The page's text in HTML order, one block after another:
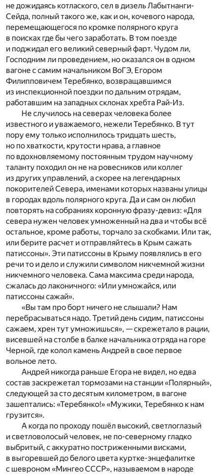
не дожидаясь котлаского, сел в дизель Лабытнанги-
Сейда, полный такого же, как и он, кочевого народа,
перемещающегося по кромке полярного круга
в поисках где бы чего заработать. В том поезде
и поджидал его великий северный фарт. Чудом ли,
Господним ли проведением, но оказался он в одном
вагоне с самим начальником ВоГЭ, Егором
Филипповичем Теребянко, возвращавшимся
из инспекционной поездки по дальним отрядам,
работавшим на западных склонах хребта Рай-Из.
Не случилось на северах человека более
известного и уважаемого, нежели Теребянко. В тут
пору ему только исполнилось тридцать шесть,
но по хваткости, крутости нрава, а главное
по вдохновляемому постоянным трудом научному
таланту походил он не на ровесников или коллег
из других управлений, а скорее на легендарных
покорителей Севера, именами которых названы улицы
в городах вдоль полярного круга. Да и сам он любил
повторять на собраниях коронную фразу-девиз: «Для
севера нужен человек умноженный на два и чтобы всё
остальное, кроме работы, торчало за скобками. Или так,
или берите расчет и отправляйтесь в Крым сажать
патиссоны». Эти патиссоны в Крыму появлялись в его
речи то и дело и служили символом никчемной жизни
никчемного человека. Сама максима среди народа,
сжалась до лаконичного: «Или умножайся, или
патиссоны сажай».
«Вы там про борт ничего не слышали? Нам
перебрасываться надо. Третий день сидим, патиссоны
сажаем, хрен тут умножишься», — скрежетало в рации,
висевшей на столбе в балке начальника отряда на горе
Черной, где колол камень Андрей в свое первое
вольное лето.
Андрей никогда раньше Егора не видел, но едва
состав заскрежетал тормозами на станции «Полярный»,
следующей за сто десятым километром, в вагоне
зашептались: «Теребянко!» «Мужики, Теребянко к нам
грузится».
А когда по проходу пошёл высокий, светлоглазый
и светловолосый человек, не по-северному гладко
выбритый, с аккуратно постриженными висками,
в выгоревшей до белого цвета куртке-энцефалитке
с шевроном «Мингео СССР», называемом в народе